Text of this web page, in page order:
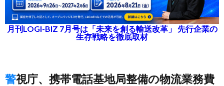
月刊LOGI-BIZ 7月号は「未来を創る輸送改革」 先行企業の
生存戦略を徹底取材
警視庁、携帯電話基地局整備の物流業務費